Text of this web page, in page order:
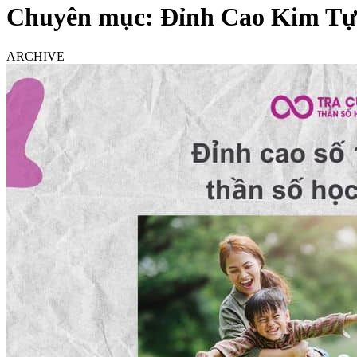
Chuyên mục: Đỉnh Cao Kim
ARCHIVE